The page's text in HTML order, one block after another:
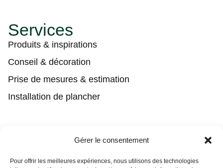
Gérer le consentement
Pour offrir les meilleures expériences, nous utilisons des technologies
Services
Produits & inspirations
Conseil & décoration
Prise de mesures & estimation
Installation de plancher